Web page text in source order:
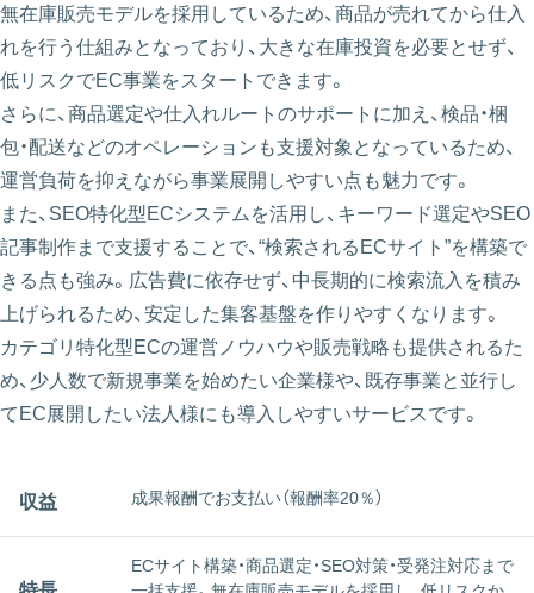
無在庫販売モデルを採用しているため、商品が売れてから仕入
れを行う仕組みとなっており、大きな在庫投資を必要とせず、
低リスクでEC事業をスタートできます。
さらに、商品選定や仕入れルートのサポートに加え、検品・梱
包・配送などのオペレーションも支援対象となっているため、
運営負荷を抑えながら事業展開しやすい点も魅力です。
また、SEO特化型ECシステムを活用し、キーワード選定やSEO
記事制作まで支援することで、“検索されるECサイト”を構築で
きる点も強み。広告費に依存せず、中長期的に検索流入を積み
上げられるため、安定した集客基盤を作りやすくなります。
カテゴリ特化型ECの運営ノウハウや販売戦略も提供されるた
め、少人数で新規事業を始めたい企業様や、既存事業と並行し
てEC展開したい法人様にも導入しやすいサービスです。
収益 成果報酬でお支払い（報酬率20％）
ECサイト構築・商品選定・SEO対策・受発注対応まで